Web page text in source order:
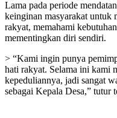
Lama pada periode
keinginan masyarakat untuk
rakyat, memahami
mementingkan diri sendiri.
> “Kami ingin punya
hati rakyat. Selama ini kami
kepeduliannya, jadi sangat
sebagai Kepala Desa,” tutur